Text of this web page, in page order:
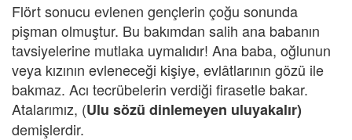
Flört sonucu evlenen gençlerin çoğu sonunda
pişman olmuştur. Bu bakımdan salih ana babanın
tavsiyelerine mutlaka uymalıdır! Ana baba, oğlunun
veya kızının evleneceği kişiye, evlâtlarının gözü ile
bakmaz. Acı tecrübelerin verdiği firasetle bakar.
Atalarımız, (Ulu sözü dinlemeyen uluyakalır)
demişlerdir.